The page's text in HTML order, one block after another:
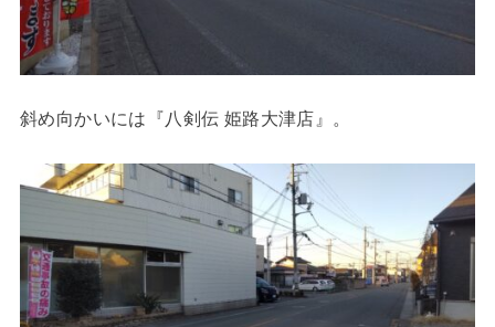
斜め向かいには『八剣伝 姫路大津店』。